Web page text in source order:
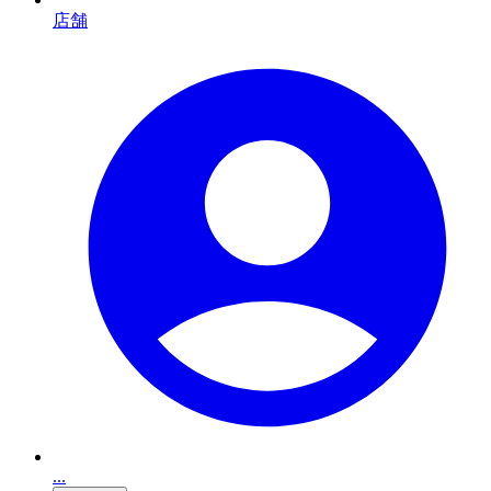
店舗
...